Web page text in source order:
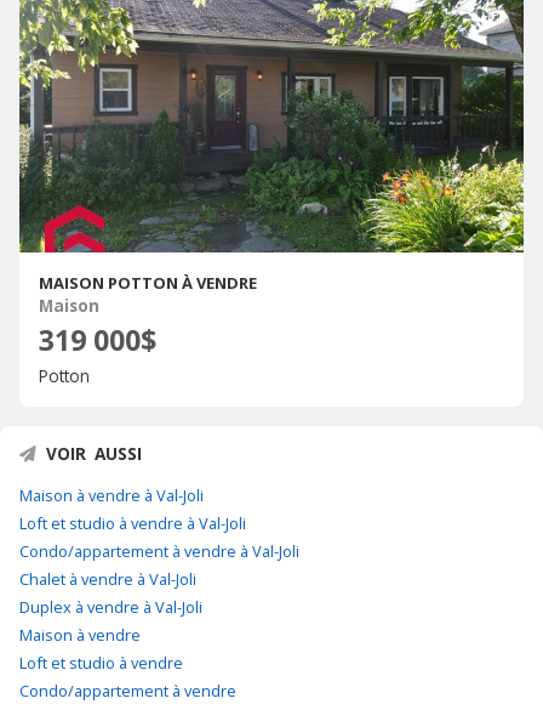
MAISON POTTON À VENDRE
Maison
319 000$
Potton
VOIR AUSSI
Maison à vendre à Val-Joli
Loft et studio à vendre à Val-Joli
Condo/appartement à vendre à Val-Joli
Chalet à vendre à Val-Joli
Duplex à vendre à Val-Joli
Maison à vendre
Loft et studio à vendre
Condo/appartement à vendre